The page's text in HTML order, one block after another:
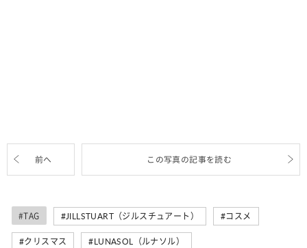
前へ この写真の記事を読む
#TAG JILLSTUART（ジルスチュアート） コスメ
クリスマス LUNASOL（ルナソル）